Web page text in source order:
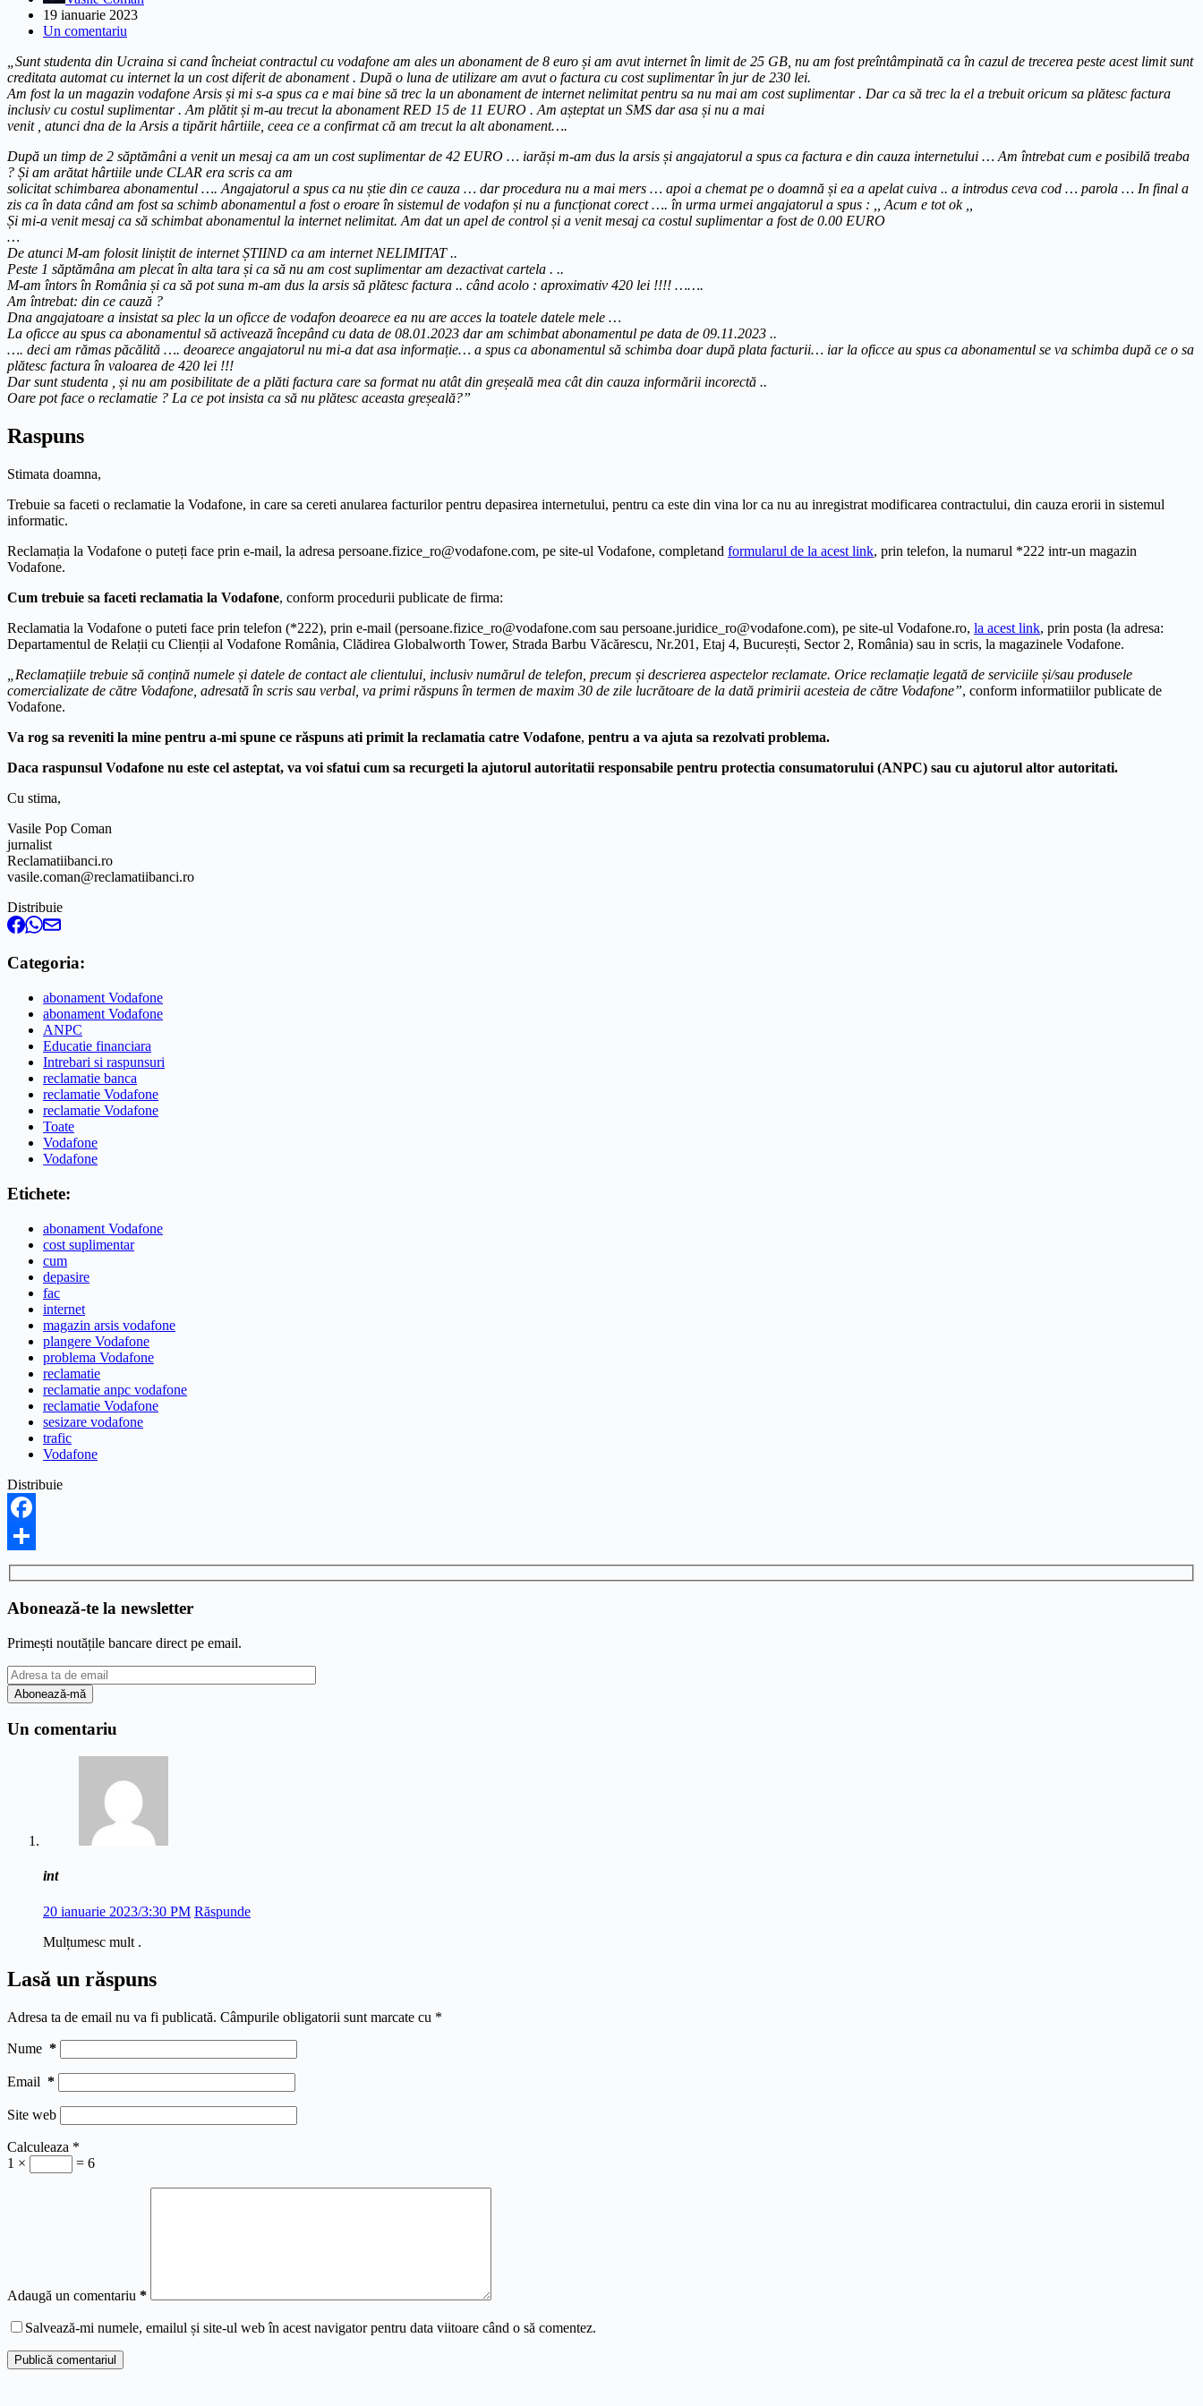
19 ianuarie 2023
Un comentariu
„Sunt studenta din Ucraina si cand încheiat contractul cu vodafone am ales un abonament de 8 euro și am avut internet în limit de 25 GB, nu am fost preîntâmpinată ca în cazul de trecerea peste acest limit sunt
creditata automat cu internet la un cost diferit de abonament . După o luna de utilizare am avut o factura cu cost suplimentar în jur de 230 lei.
Am fost la un magazin vodafone Arsis și mi s-a spus ca e mai bine să trec la un abonament de internet nelimitat pentru sa nu mai am cost suplimentar . Dar ca să trec la el a trebuit oricum sa plătesc factura
inclusiv cu costul suplimentar . Am plătit și m-au trecut la abonament RED 15 de 11 EURO . Am așteptat un SMS dar asa și nu a mai
venit , atunci dna de la Arsis a tipărit hârtiile, ceea ce a confirmat că am trecut la alt abonament….
După un timp de 2 săptămâni a venit un mesaj ca am un cost suplimentar de 42 EURO … iarăși m-am dus la arsis și angajatorul a spus ca factura e din cauza internetului … Am întrebat cum e posibilă treaba
? Și am arătat hârtiile unde CLAR era scris ca am
solicitat schimbarea abonamentul …. Angajatorul a spus ca nu știe din ce cauza … dar procedura nu a mai mers … apoi a chemat pe o doamnă și ea a apelat cuiva .. a introdus ceva cod … parola … In final a
zis ca în data când am fost sa schimb abonamentul a fost o eroare în sistemul de vodafon și nu a funcționat corect …. în urma urmei angajatorul a spus : ,, Acum e tot ok ,,
Și mi-a venit mesaj ca să schimbat abonamentul la internet nelimitat. Am dat un apel de control și a venit mesaj ca costul suplimentar a fost de 0.00 EURO
…
De atunci M-am folosit liniștit de internet ȘTIIND ca am internet NELIMITAT ..
Peste 1 săptămâna am plecat în alta tara și ca să nu am cost suplimentar am dezactivat cartela . ..
M-am întors în România și ca să pot suna m-am dus la arsis să plătesc factura .. când acolo : aproximativ 420 lei !!!! …….
Am întrebat: din ce cauză ?
Dna angajatoare a insistat sa plec la un oficce de vodafon deoarece ea nu are acces la toatele datele mele …
La oficce au spus ca abonamentul să activează începând cu data de 08.01.2023 dar am schimbat abonamentul pe data de 09.11.2023 ..
…. deci am rămas păcălită …. deoarece angajatorul nu mi-a dat asa informație… a spus ca abonamentul să schimba doar după plata facturii… iar la oficce au spus ca abonamentul se va schimba după ce o sa
plătesc factura în valoarea de 420 lei !!!
Dar sunt studenta , și nu am posibilitate de a plăti factura care sa format nu atât din greșeală mea cât din cauza informării incorectă ..
Oare pot face o reclamatie ? La ce pot insista ca să nu plătesc aceasta greșeală?”
Raspuns
Stimata doamna,
Trebuie sa faceti o reclamatie la Vodafone, in care sa cereti anularea facturilor pentru depasirea internetului, pentru ca este din vina lor ca nu au inregistrat modificarea contractului, din cauza erorii in sistemul
informatic.
Reclamația la Vodafone o puteți face prin e-mail, la adresa persoane.fizice_ro@vodafone.com, pe site-ul Vodafone, completand formularul de la acest link, prin telefon, la numarul *222 intr-un magazin
Vodafone.
Cum trebuie sa faceti reclamatia la Vodafone, conform procedurii publicate de firma:
Reclamatia la Vodafone o puteti face prin telefon (*222), prin e-mail (persoane.fizice_ro@vodafone.com sau persoane.juridice_ro@vodafone.com), pe site-ul Vodafone.ro, la acest link, prin posta (la adresa:
Departamentul de Relații cu Clienții al Vodafone România, Clădirea Globalworth Tower, Strada Barbu Văcărescu, Nr.201, Etaj 4, București, Sector 2, România) sau in scris, la magazinele Vodafone.
„Reclamațiile trebuie să conțină numele și datele de contact ale clientului, inclusiv numărul de telefon, precum și descrierea aspectelor reclamate. Orice reclamație legată de serviciile și/sau produsele
comercializate de către Vodafone, adresată în scris sau verbal, va primi răspuns în termen de maxim 30 de zile lucrătoare de la dată primirii acesteia de către Vodafone”, conform informatiilor publicate de
Vodafone.
Va rog sa reveniti la mine pentru a-mi spune ce răspuns ati primit la reclamatia catre Vodafone, pentru a va ajuta sa rezolvati problema.
Daca raspunsul Vodafone nu este cel asteptat, va voi sfatui cum sa recurgeti la ajutorul autoritatii responsabile pentru protectia consumatorului (ANPC) sau cu ajutorul altor autoritati.
Cu stima,
Vasile Pop Coman
jurnalist
Reclamatiibanci.ro
vasile.coman@reclamatiibanci.ro
Distribuie
Categoria:
abonament Vodafone
abonament Vodafone
ANPC
Educatie financiara
Intrebari si raspunsuri
reclamatie banca
reclamatie Vodafone
reclamatie Vodafone
Toate
Vodafone
Vodafone
Etichete:
abonament Vodafone
cost suplimentar
cum
depasire
fac
internet
magazin arsis vodafone
plangere Vodafone
problema Vodafone
reclamatie
reclamatie anpc vodafone
reclamatie Vodafone
sesizare vodafone
trafic
Vodafone
Distribuie
Facebook
Partajează
Abonează-te la newsletter
Primești noutățile bancare direct pe email.
Un comentariu
int
20 ianuarie 2023/3:30 PM Răspunde
Mulțumesc mult .
Lasă un răspuns
Adresa ta de email nu va fi publicată. Câmpurile obligatorii sunt marcate cu *
Nume *
Email *
Site web
Calculeaza *
1 ×
= 6
Adaugă un comentariu *
Salvează-mi numele, emailul și site-ul web în acest navigator pentru data viitoare când o să comentez.
Publică comentariul